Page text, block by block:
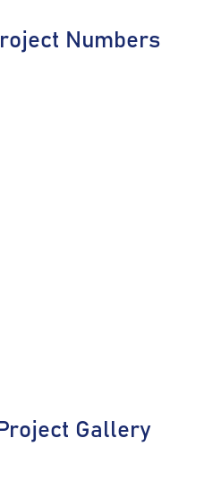
Numbers
Project Gallery